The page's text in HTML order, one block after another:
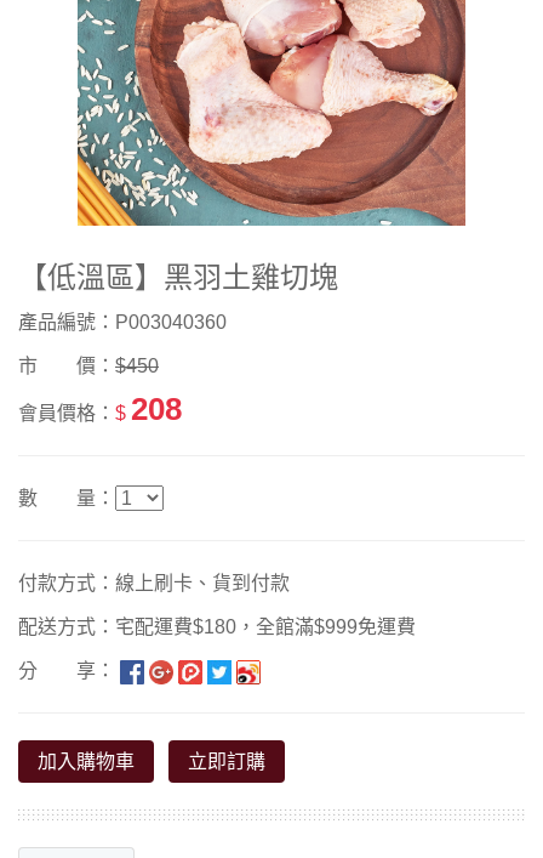
【低溫區】黑羽土雞切塊
產品編號：P003040360
市 價： $450
會員價格： $ 208
數 量：
付款方式：線上刷卡、貨到付款
配送方式：宅配運費$180，全館滿$999免運費
分 享：
加入購物車 立即訂購